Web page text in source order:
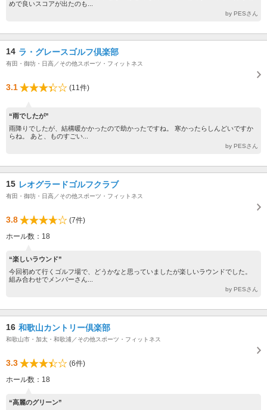
めで良いスコアが出たのも...
by PESさん
14 ラ・グレースゴルフ倶楽部
有田・御坊・日高／その他スポーツ・フィットネス
3.1 (11件)
“雨でしたが”
雨降りでしたが、結構暖かかったので助かったですね。 寒かったらしんどいですか
らね。 あと、ものすごい...
by PESさん
15 レオグラードゴルフクラブ
有田・御坊・日高／その他スポーツ・フィットネス
3.8
(7件)
ホール数：18
“楽しいラウンド”
今回初めて行くゴルフ場で、どうかなと思っていましたが楽しいラウンドでした。
組み合わせでメンバーさん...
by PESさん
16 和歌山カントリー倶楽部
和歌山市・加太・和歌浦／その他スポーツ・フィットネス
3.3
(6件)
ホール数：18
“高麗のグリーン”